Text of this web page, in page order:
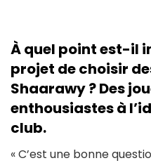
À quel point est-il
projet de choisir
Shaarawy ? Des
enthousiastes à
club.
« C’est une bonne